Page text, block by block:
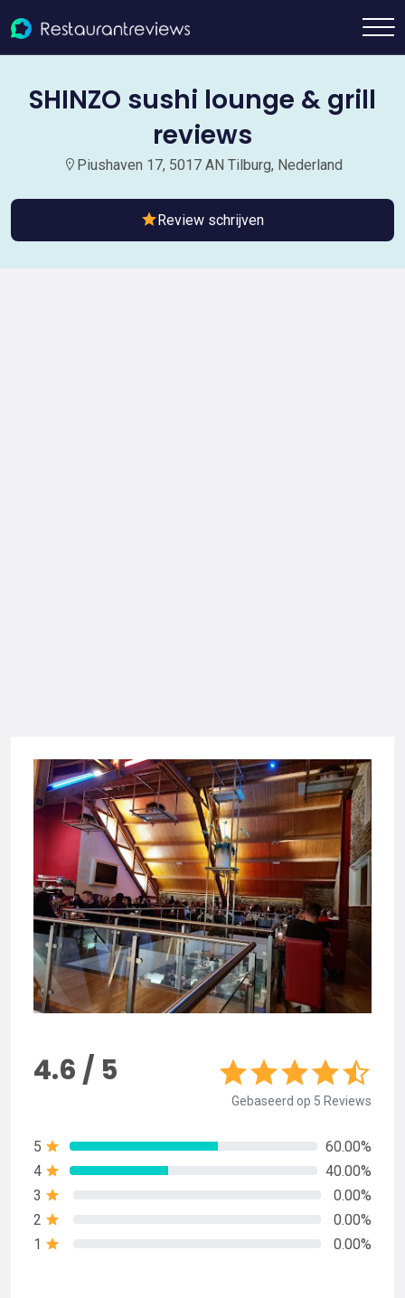
SHINZO sushi lounge & grill
reviews
Piushaven 17, 5017 AN Tilburg, Nederland
Review schrijven
4.6 / 5
Gebaseerd op 5 Reviews
5
60.00%
4
40.00%
3
0.00%
2
0.00%
1
0.00%